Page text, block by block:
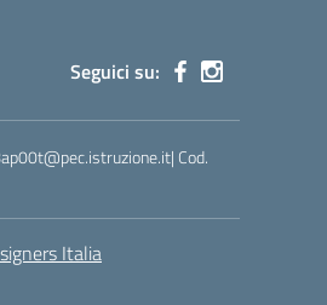
Seguici su:
Cod.
Italia